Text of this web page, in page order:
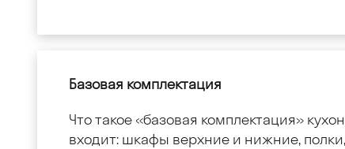
Базовая комплектация
Что такое «базовая комплектация»
входит: шкафы верхние и нижние,